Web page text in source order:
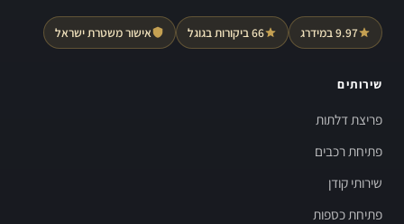
9.97 במידרג 66 ביקורות בגוגל אישור משטרת ישראל
שירותים
פריצת דלתות
פתיחת רכבים
שירותי קודן
פתיחת כספות